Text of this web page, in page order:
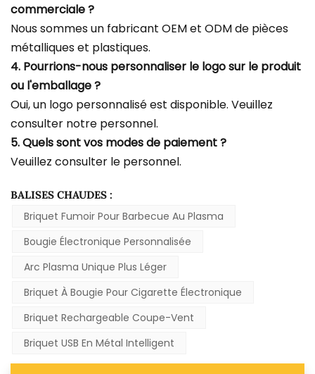
commerciale ?
Nous sommes un fabricant OEM et ODM de pièces
métalliques et plastiques.
4. Pourrions-nous personnaliser le logo sur le produit
ou l'emballage ?
Oui, un logo personnalisé est disponible. Veuillez
consulter notre personnel.
5. Quels sont vos modes de paiement ?
Veuillez consulter le personnel.
BALISES CHAUDES :
Briquet Fumoir Pour Barbecue Au Plasma
Bougie Électronique Personnalisée
Arc Plasma Unique Plus Léger
Briquet À Bougie Pour Cigarette Électronique
Briquet Rechargeable Coupe-Vent
Briquet USB En Métal Intelligent